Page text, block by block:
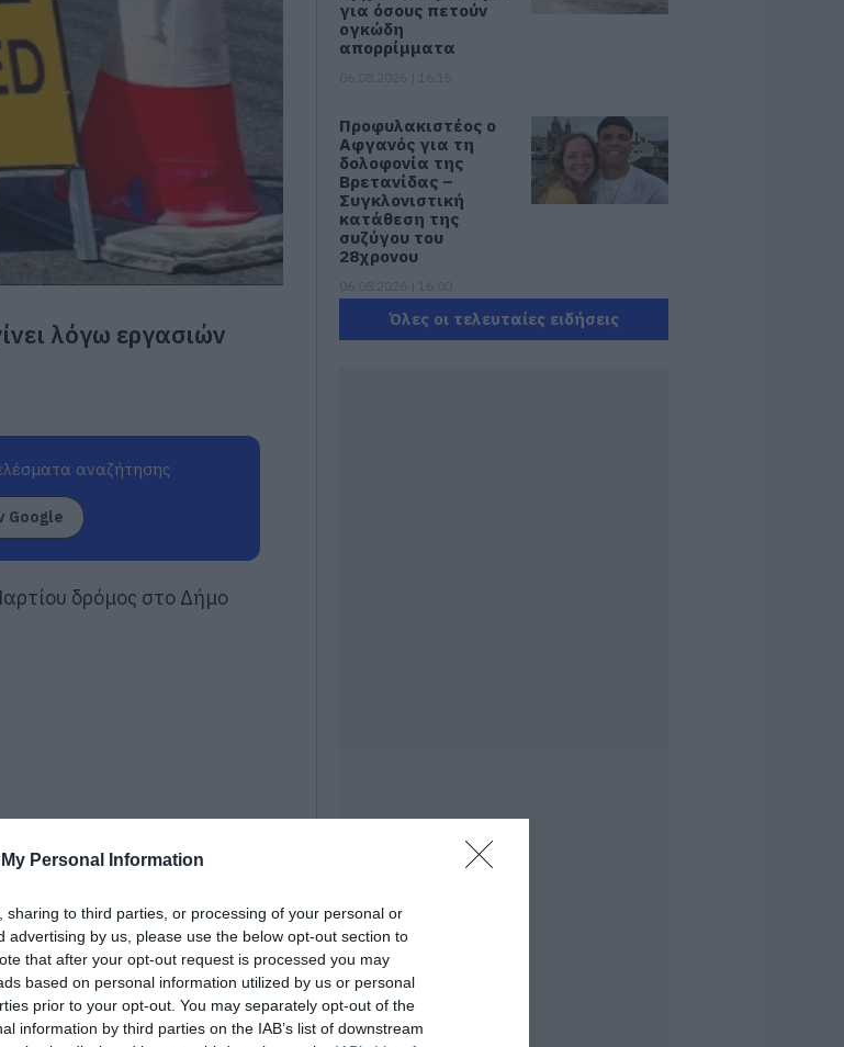
Personal Information
sharing to third parties, or processing of your personal or
advertising by us, please use the below opt-out section to
that after your opt-out request is processed you may
based on personal information utilized by us or personal
prior to your opt-out. You may separately opt-out of the
information by third parties on the IAB’s list of downstream
λόγω εργασιών
αναζήτησης
Google
δρόμος στο Δήμο
για όσους πετούν
ογκώδη
απορρίμματα
Προφυλακιστέος ο
Αφγανός για τη
δολοφονία της
Βρετανίδας –
Συγκλονιστική
κατάθεση της
συζύγου του
28χρονου
Νέα εποχή για την
Φωτιά τώρα στη
Πασίγνωστο
κοσμηματοπωλείο
έπιασε φωτιά στην
Εύβοια
Όλες οι τελευταίες ειδήσεις